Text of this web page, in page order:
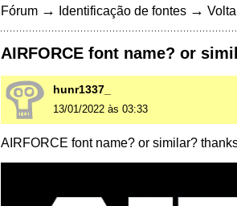
Fórum → Identificação de fontes →
AIRFORCE font name? or
hunr1337_
13/01/2022 às 03:33
AIRFORCE font name? or similar?